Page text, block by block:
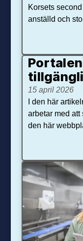
Korsets
anställd och
15 april 2026
I den här
arbetar med
den här